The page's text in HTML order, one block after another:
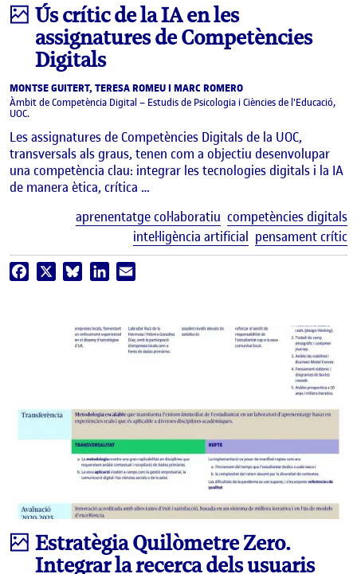
Infografia
Ús crític de la IA en les
assignatures de Competències
Digitals
MONTSE GUITERT, TERESA ROMEU I MARC ROMERO
Àmbit de Competència Digital – Estudis de Psicologia i Ciències de l'Educació,
UOC.
Les assignatures de Competències Digitals de la UOC,
transversals als graus, tenen com a objectiu desenvolupar
una competència clau: integrar les tecnologies digitals i la IA
de manera ètica, crítica …
aprenentatge col·laboratiu competències digitals
intel·ligència artificial pensament crític
Facebook BlueskyLinkedIn
Infografia
Estratègia Quilòmetre Zero.
Integrar la recerca dels usuaris